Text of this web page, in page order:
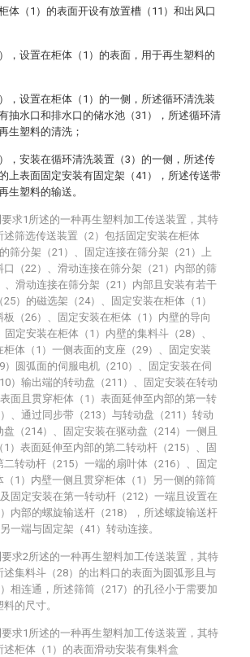
体（1）的表面开设有放置槽（11）和出风口
，设置在柜体（1）的表面，用于再生塑料的
，设置在柜体（1）的一侧，所述循环清洗装
抽水口和排水口的储水池（31），所述循环清
生塑料的清洗；
，安装在循环清洗装置（3）的一侧，所述传
上表面固定安装有固定架（41），所述传送带
生塑料的输送。
求1所述的一种再生塑料加工传送装置，其特
述筛选传送装置（2）包括固定安装在柜体
的筛分架（21）、固定连接在筛分架（21）上
口（22）、滑动连接在筛分架（21）内部的筛
、滑动连接在筛分架（21）内部且安装有若干
）的磁选架（24）、固定安装在柜体（1）
板（26）、固定安装在柜体（1）内壁的导向
固定安装在柜体（1）内壁的集料斗（28）、
柜体（1）一侧表面的支座（29）、固定安装
）圆弧面的伺服电机（210）、固定安装在伺
）输出端的转动盘（211）、固定安装在转动
面且贯穿柜体（1）表面延伸至内部的第一转
、通过同步带（213）与转动盘（211）转动
盘（214）、固定安装在驱动盘（214）一侧且
1）表面延伸至内部的第二转动杆（215）、固
二转动杆（215）一端的扇叶体（216）、固定
（1）内壁一侧且贯穿柜体（1）另一侧的筛筒
及固定安装在第一转动杆（212）一端且设置在
内部的螺旋输送杆（218），所述螺旋输送杆
另一端与固定架（41）转动连接。
求2所述的一种再生塑料加工传送装置，其特
述集料斗（28）的出料口的表面为圆弧形且与
相连通，所述筛筒（217）的孔径小于需要加
的尺寸。
求1所述的一种再生塑料加工传送装置，其特
述柜体（1）的表面滑动安装有集料盒